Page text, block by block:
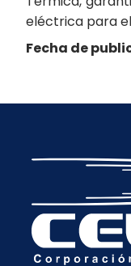
eléctrica para
Fecha de